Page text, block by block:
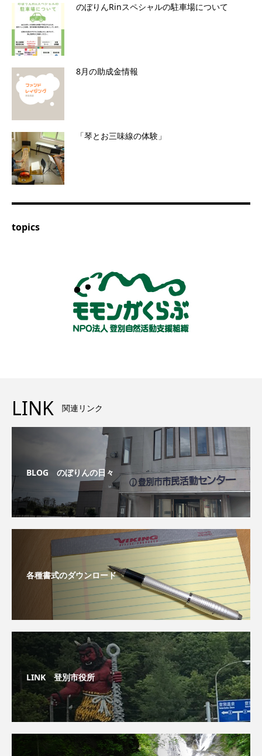
のぼりんRinスペシャルの駐車場について
8月の助成金情報
「琴とお三味線の体験」
topics
LINK 関連リンク
BLOG のぼりんの日々
各種書式のダウンロード
LINK 登別市役所